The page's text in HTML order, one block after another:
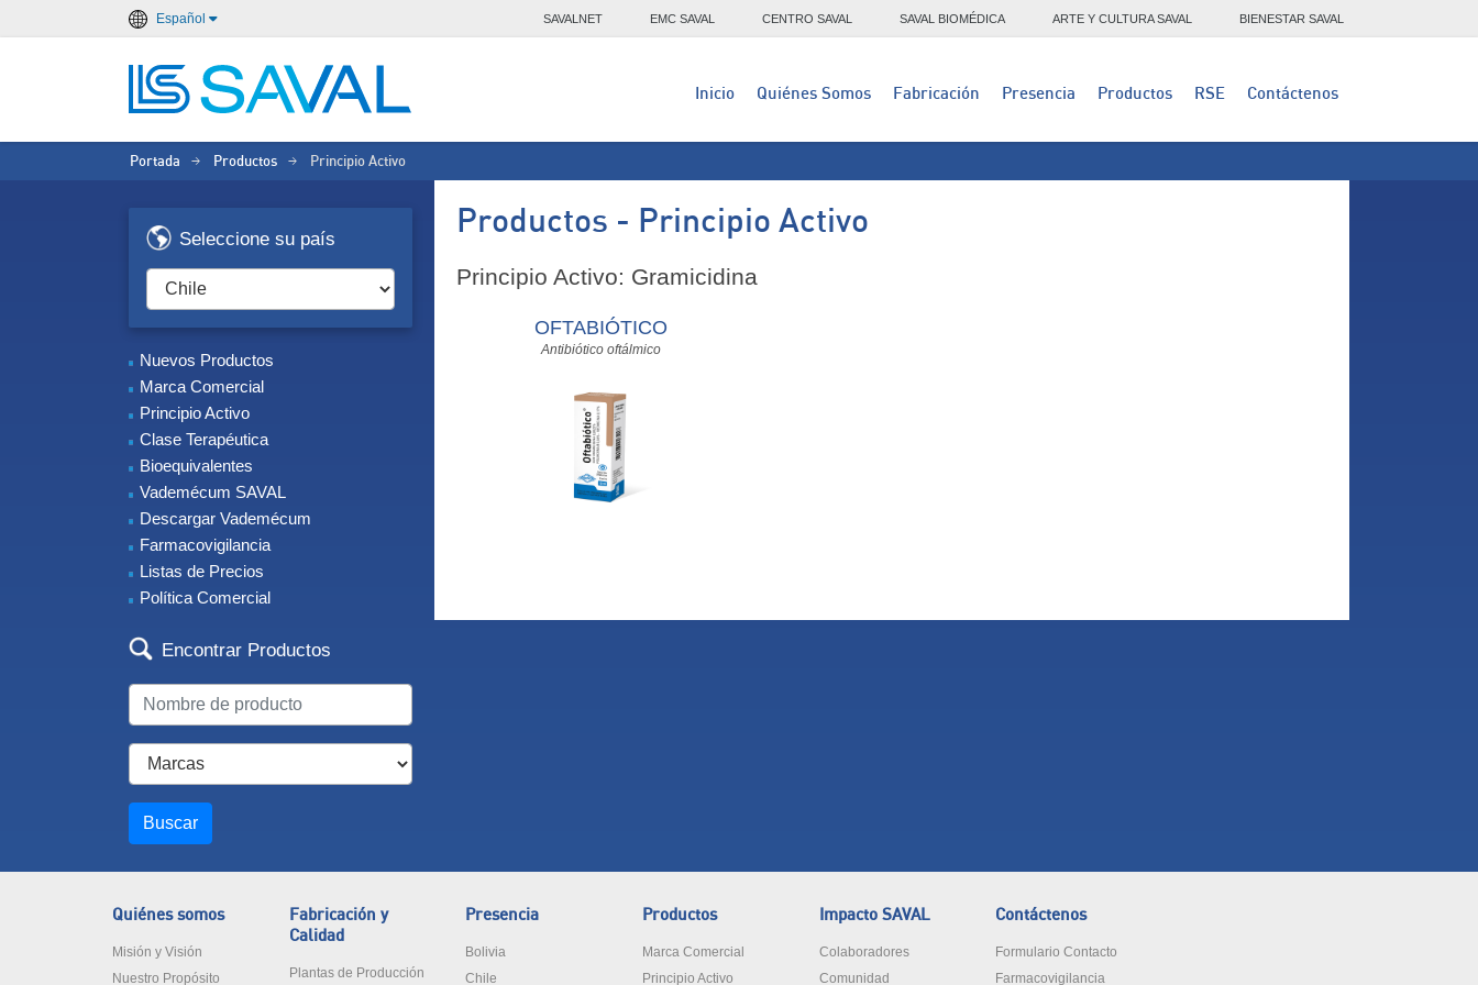
Español SAVALNET EMC SAVAL CENTRO SAVAL SAVAL BIOMÉDICA ARTE Y CULTURA SAVAL BIENESTAR SAVAL
Inicio Quiénes Somos Fabricación Presencia Productos RSE Contáctenos
Portada > Productos > Principio Activo
Seleccione su país
Nuevos Productos
Marca Comercial
Principio Activo
Clase Terapéutica
Bioequivalentes
Vademécum SAVAL
Descargar Vademécum
Farmacovigilancia
Listas de Precios
Política Comercial
Encontrar Productos
Buscar
Productos - Principio Activo
Principio Activo: Gramicidina
OFTABIÓTICO
Antibiótico oftálmico
Quiénes somos
Misión y Visión
Nuestro Propósito
Fabricación y
Calidad
Plantas de Producción
Presencia
Bolivia
Chile
Productos
Marca Comercial
Principio Activo
Impacto SAVAL
Colaboradores
Comunidad
Contáctenos
Formulario Contacto
Farmacovigilancia